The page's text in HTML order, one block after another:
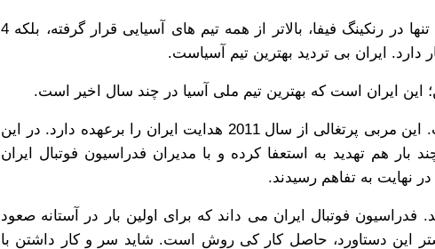
این یکی از دلایلی است که ایراننه تنها در رنکینگ فیفا، بالاتر از همه تیم های آسیایی قرار گرفته، بلکه 4
دارد. ایران بی تردید بهترین تیم آسیاست.
این ایران است که بهترین تیم ملی آسیا در چند سال اخیر است.
دلیل دیگر، کارلوس کی روش است. این مربی پرتغالی از سال 2011 هدایت ایران را برعهده دارد. در این
بار هم تهدید به استعفا کرده و با مدیران فدراسیون فوتبال ایران
نهایت به تفاهم رسیدند.
فدراسیون فوتبال ایران می داند که برای اولین بار در آستانه صعود
این دستاورد، حاصل کار کی روش است. شاید سر و کار داشتن با